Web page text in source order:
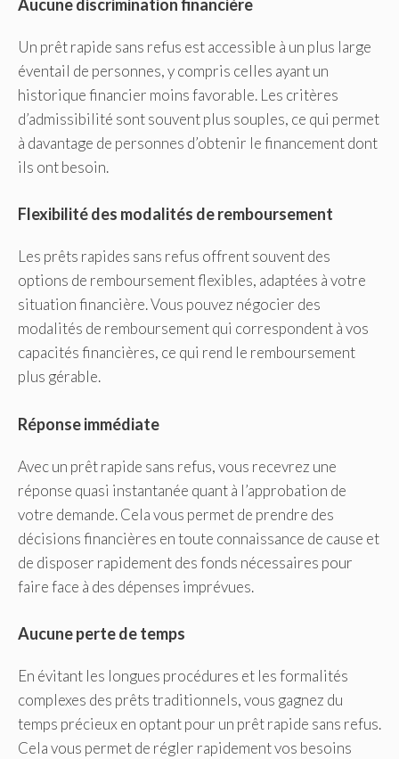
Aucune discrimination financière
Un prêt rapide sans refus est accessible à un plus large
éventail de personnes, y compris celles ayant un
historique financier moins favorable. Les critères
d’admissibilité sont souvent plus souples, ce qui permet
à davantage de personnes d’obtenir le financement dont
ils ont besoin.
Flexibilité des modalités de remboursement
Les prêts rapides sans refus offrent souvent des
options de remboursement flexibles, adaptées à votre
situation financière. Vous pouvez négocier des
modalités de remboursement qui correspondent à vos
capacités financières, ce qui rend le remboursement
plus gérable.
Réponse immédiate
Avec un prêt rapide sans refus, vous recevrez une
réponse quasi instantanée quant à l’approbation de
votre demande. Cela vous permet de prendre des
décisions financières en toute connaissance de cause et
de disposer rapidement des fonds nécessaires pour
faire face à des dépenses imprévues.
Aucune perte de temps
En évitant les longues procédures et les formalités
complexes des prêts traditionnels, vous gagnez du
temps précieux en optant pour un prêt rapide sans refus.
Cela vous permet de régler rapidement vos besoins